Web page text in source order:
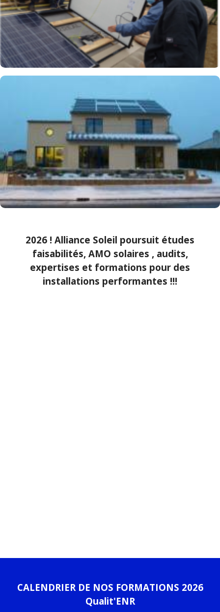
2026 ! Alliance Soleil poursuit études
faisabilités, AMO solaires , audits,
expertises et formations pour des
installations performantes !!!
CALENDRIER DE NOS FORMATIONS 2026
Qualit'ENR